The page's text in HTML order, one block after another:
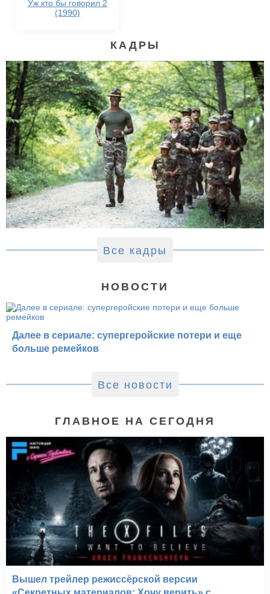
Уж кто бы говорил 2
(1990)
КАДРЫ
Все кадры
НОВОСТИ
Далее в сериале: супергеройские потери и еще
больше ремейков
Все новости
ГЛАВНОЕ НА СЕГОДНЯ
Вышел трейлер режиссёрской версии